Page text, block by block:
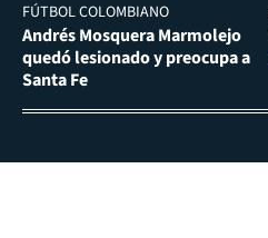
FÚTBOL COLOMBIANO
Andrés Mosquera Marmolejo
quedó lesionado y preocupa a
Santa Fe